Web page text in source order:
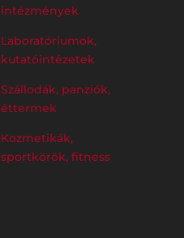
intézmények
Laboratóriumok,
kutatóintézetek
Szállodák, panziók,
éttermek
Kozmetikák,
sportkörök, fitness